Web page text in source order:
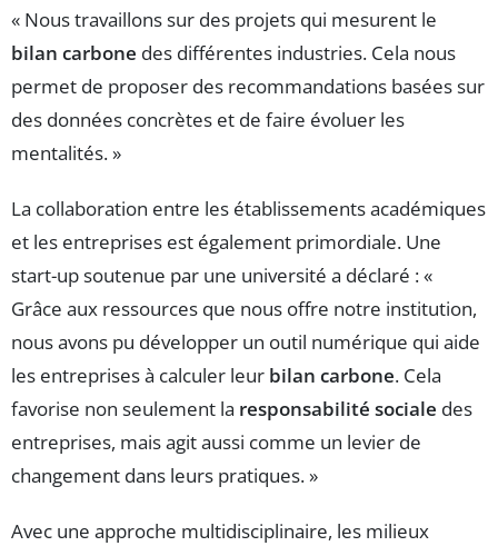
« Nous travaillons sur des projets qui mesurent le
bilan carbone des différentes industries. Cela nous
permet de proposer des recommandations basées sur
des données concrètes et de faire évoluer les
mentalités. »
La collaboration entre les établissements académiques
et les entreprises est également primordiale. Une
start-up soutenue par une université a déclaré : «
Grâce aux ressources que nous offre notre institution,
nous avons pu développer un outil numérique qui aide
les entreprises à calculer leur bilan carbone. Cela
favorise non seulement la responsabilité sociale des
entreprises, mais agit aussi comme un levier de
changement dans leurs pratiques. »
Avec une approche multidisciplinaire, les milieux